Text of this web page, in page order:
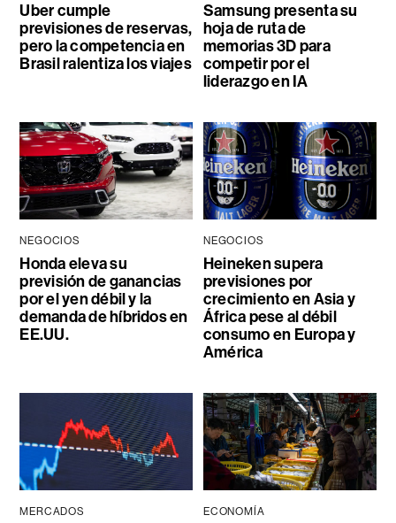
Uber cumple
previsiones de reservas,
pero la competencia en
Brasil ralentiza los viajes
Samsung presenta su
hoja de ruta de
memorias 3D para
competir por el
liderazgo en IA
NEGOCIOS
Honda eleva su
previsión de ganancias
por el yen débil y la
demanda de híbridos en
EE.UU.
NEGOCIOS
Heineken supera
previsiones por
crecimiento en Asia y
África pese al débil
consumo en Europa y
América
MERCADOS ECONOMÍA